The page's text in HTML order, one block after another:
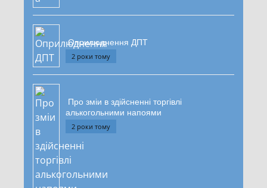
Оприлюднення ДПТ
2 роки тому
Про зміи в здійсненні торгівлі
алькогольними напоями
2 роки тому